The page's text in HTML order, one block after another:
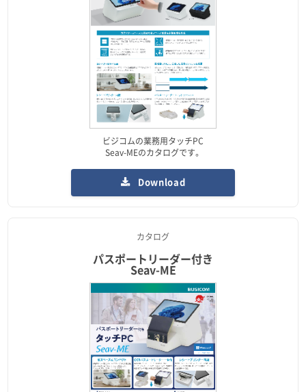
ビジコムの業務用タッチPC
Seav-MEのカタログです。
Download
カタログ
パスポートリーダー付き
Seav-ME